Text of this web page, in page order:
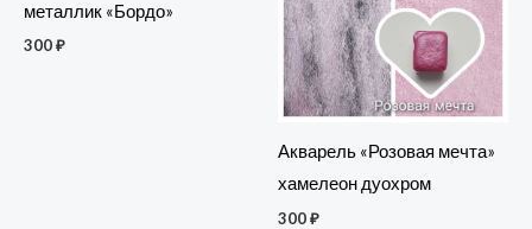
металлик «Бордо»
300₽
Акварель «Розовая мечта»
хамелеон дуохром
300₽